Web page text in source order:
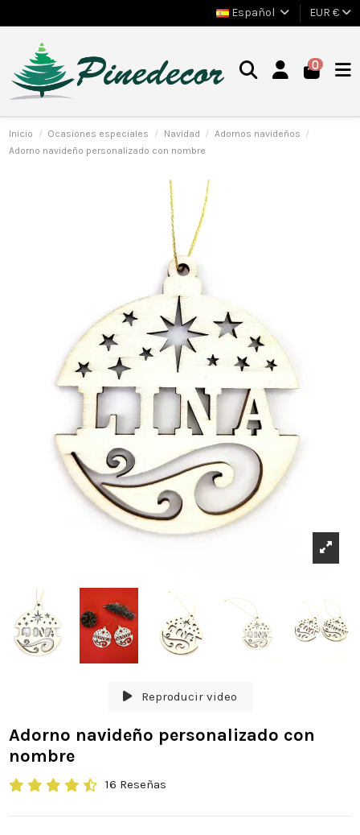
Español EUR €
0
Inicio Ocasiones especiales Navidad
Adornos navideños
Adorno navideño personalizado con nombre
Reproducir video
Adorno navideño personalizado con
nombre
16 Reseñas